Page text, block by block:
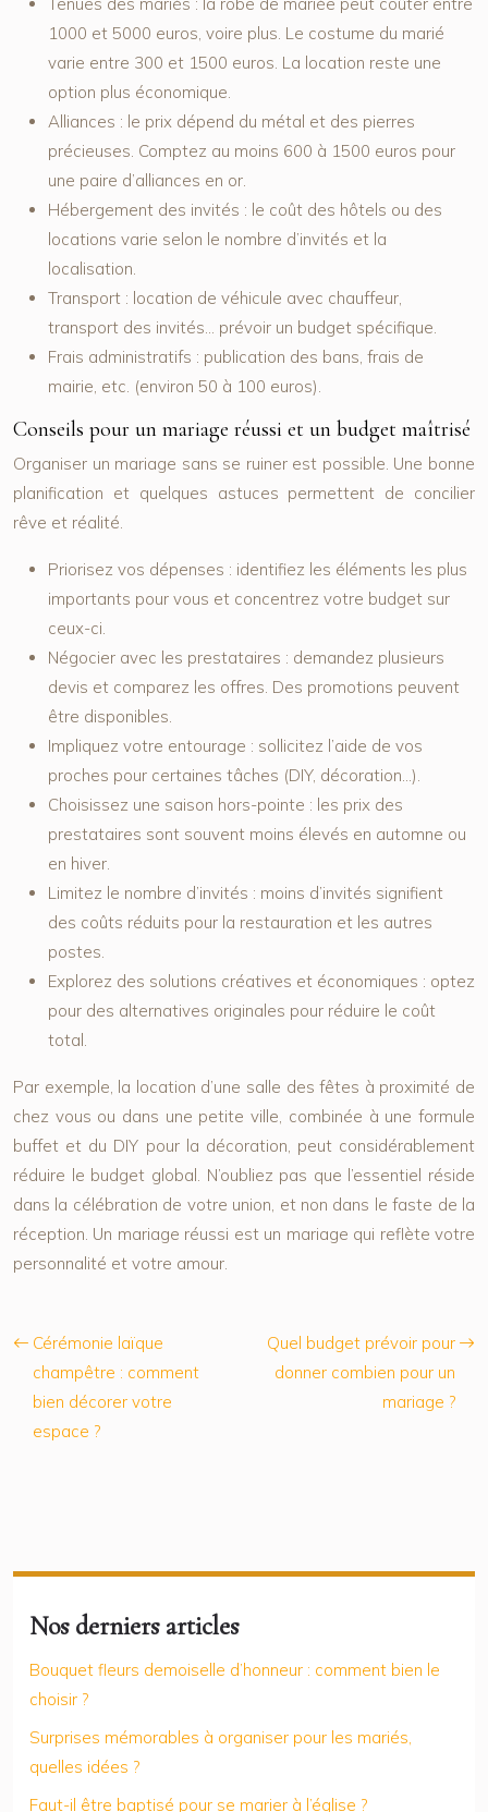
1000 et 5000 euros, voire plus. Le costume du marié
varie entre 300 et 1500 euros. La location reste une
option plus économique.
Alliances : le prix dépend du métal et des pierres
précieuses. Comptez au moins 600 à 1500 euros pour
une paire d’alliances en or.
Hébergement des invités : le coût des hôtels ou des
locations varie selon le nombre d’invités et la
localisation.
Transport : location de véhicule avec chauffeur,
transport des invités… prévoir un budget spécifique.
Frais administratifs : publication des bans, frais de
mairie, etc. (environ 50 à 100 euros).
Conseils pour un mariage réussi et un budget maîtrisé
Organiser un mariage sans se ruiner est possible. Une bonne
planification et quelques astuces permettent de concilier
rêve et réalité.
Priorisez vos dépenses : identifiez les éléments les plus
importants pour vous et concentrez votre budget sur
ceux-ci.
Négocier avec les prestataires : demandez plusieurs
devis et comparez les offres. Des promotions peuvent
être disponibles.
Impliquez votre entourage : sollicitez l’aide de vos
proches pour certaines tâches (DIY, décoration…).
Choisissez une saison hors-pointe : les prix des
prestataires sont souvent moins élevés en automne ou
en hiver.
Limitez le nombre d’invités : moins d’invités signifient
des coûts réduits pour la restauration et les autres
postes.
Explorez des solutions créatives et économiques : optez
pour des alternatives originales pour réduire le coût
total.
Par exemple, la location d’une salle des fêtes à proximité de
chez vous ou dans une petite ville, combinée à une formule
buffet et du DIY pour la décoration, peut considérablement
réduire le budget global. N’oubliez pas que l’essentiel réside
dans la célébration de votre union, et non dans le faste de la
réception. Un mariage réussi est un mariage qui reflète votre
personnalité et votre amour.
Cérémonie laïque
champêtre : comment
bien décorer votre
espace ?
Quel budget prévoir pour
donner combien pour un
mariage ?
Nos derniers articles
Bouquet fleurs demoiselle d’honneur : comment bien le
choisir ?
Surprises mémorables à organiser pour les mariés,
quelles idées ?
Faut-il être baptisé pour se marier à l’église ?